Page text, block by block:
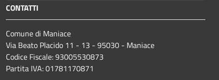
CONTATTI
Comune di Maniace
Via Beato Placido 11 - 13 - 95030 - Maniace
Codice Fiscale: 93005530873
Partita IVA: 01781170871